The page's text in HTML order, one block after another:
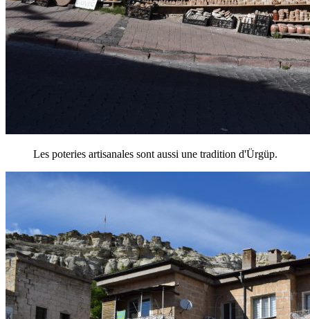
Les poteries artisanales sont aussi une tradition d'Ürgüp.